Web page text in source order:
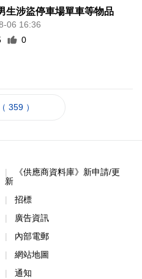
生涉盜停車場單車等物品
06 16:36
0
359 ）
《供應商資料庫》新申請/更
新
招標
廣告資訊
內部電郵
網站地圖
通知